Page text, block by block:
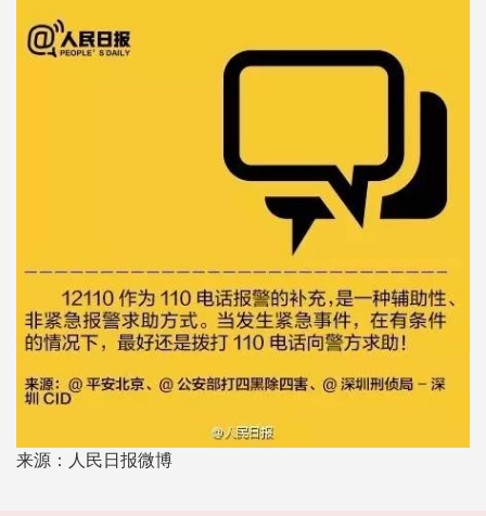
来源：人民日报微博